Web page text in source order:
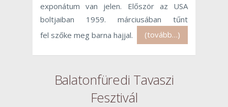
exponátum van jelen. Először az USA
boltjaiban 1959. márciusában tűnt
fel szőke meg barna hajjal.
(tovább…)
Balatonfüredi Tavaszi
Fesztivál